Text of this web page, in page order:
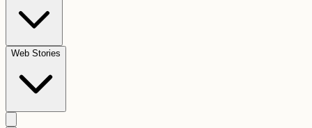
Web Stories